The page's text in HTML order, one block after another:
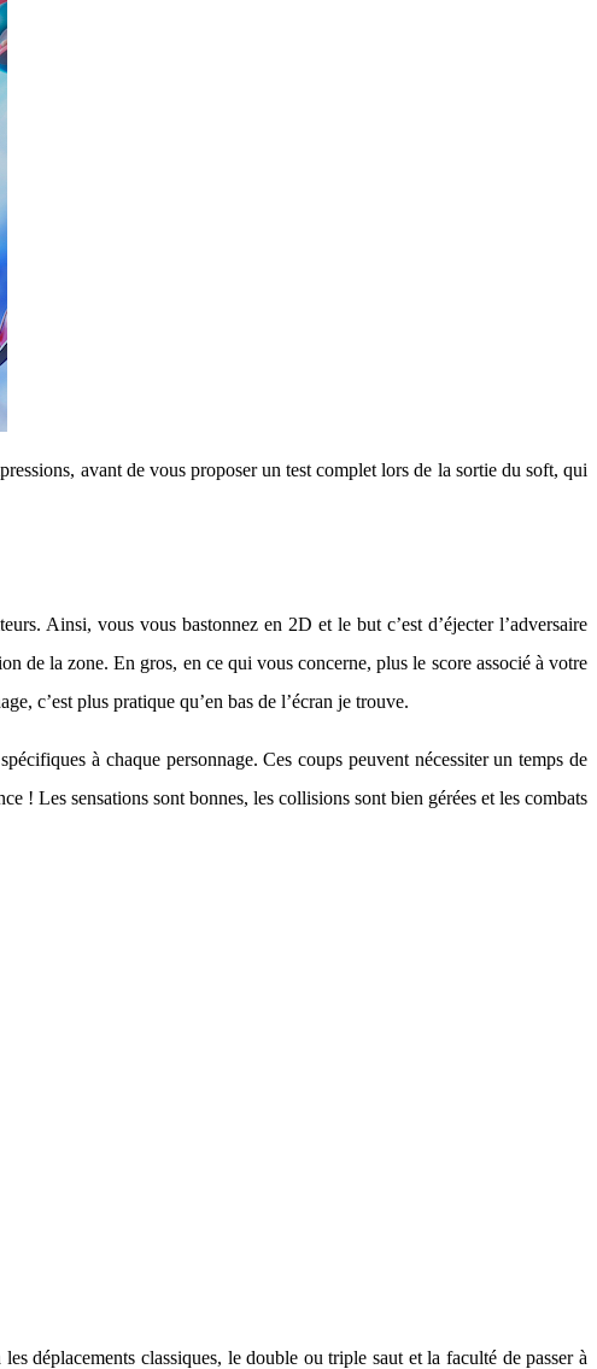
avant de vous proposer un test complet lors de la sortie du soft, qui
Ainsi, vous vous bastonnez en 2D et le but c’est d’éjecter l’adversaire
de la zone. En gros, en ce qui vous concerne, plus le score associé à votre
c’est plus pratique qu’en bas de l’écran je trouve.
à chaque personnage. Ces coups peuvent nécessiter un temps de
! Les sensations sont bonnes, les collisions sont bien gérées et les combats
déplacements classiques, le double ou triple saut et la faculté de passer à